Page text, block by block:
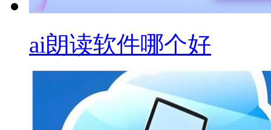
ai朗读软件哪个好